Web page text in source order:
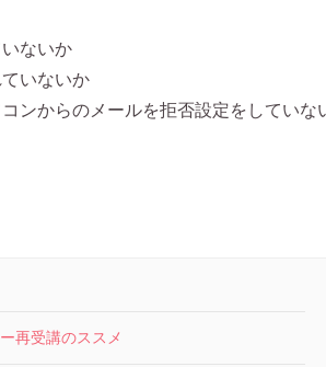
ないか
いないか
ンからのメールを拒否設定をしていな
再受講のススメ